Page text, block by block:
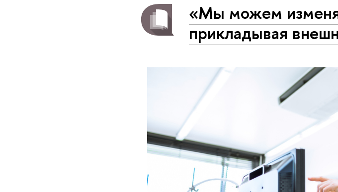
«Мы можем
прикладывая